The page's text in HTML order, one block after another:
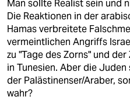
Man sollte Realist sein und
Die Reaktionen in der
Hamas verbreitete
vermeintlichen Angriffs
zu "Tage des Zorns" und
in Tunesien. Aber die
der Palästinenser/Araber,
wahr?